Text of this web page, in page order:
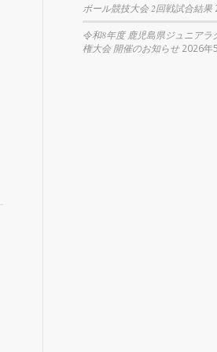
ボール競技大会 2回戦試合結果
令和8年度 鹿児島県ジュニアラ
権大会 開催のお知らせ 2026年